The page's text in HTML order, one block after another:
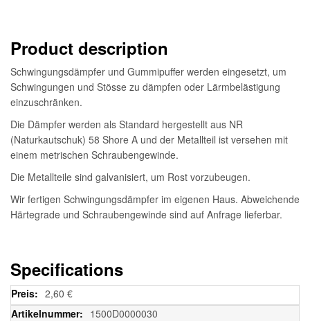
Product description
Schwingungsdämpfer und Gummipuffer werden eingesetzt, um
Schwingungen und Stösse zu dämpfen oder Lärmbelästigung
einzuschränken.
Die Dämpfer werden als Standard hergestellt aus NR
(Naturkautschuk) 58 Shore A und der Metallteil ist versehen mit
einem metrischen Schraubengewinde.
Die Metallteile sind galvanisiert, um Rost vorzubeugen.
Wir fertigen Schwingungsdämpfer im eigenen Haus. Abweichende
Härtegrade und Schraubengewinde sind auf Anfrage lieferbar.
Specifications
Weitere
Informationen
2,60 €
1500D0000030